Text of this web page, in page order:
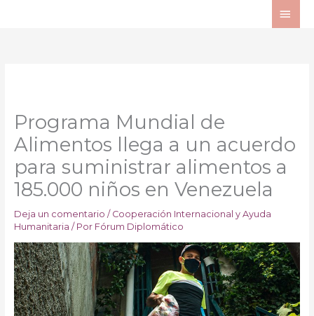
Programa Mundial de
Alimentos llega a un acuerdo
para suministrar alimentos a
185.000 niños en Venezuela
Deja un comentario / Cooperación Internacional y Ayuda
Humanitaria / Por Fórum Diplomático